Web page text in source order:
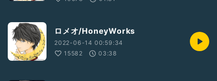
ロメオ/HoneyWorks
2022-06-14 00:59:34
15582
03:38